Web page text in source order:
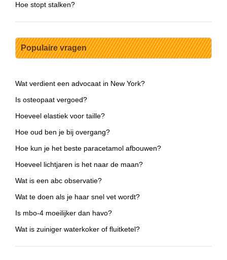
Hoe stopt stalken?
Populaire vragen
Wat verdient een advocaat in New York?
Is osteopaat vergoed?
Hoeveel elastiek voor taille?
Hoe oud ben je bij overgang?
Hoe kun je het beste paracetamol afbouwen?
Hoeveel lichtjaren is het naar de maan?
Wat is een abc observatie?
Wat te doen als je haar snel vet wordt?
Is mbo-4 moeilijker dan havo?
Wat is zuiniger waterkoker of fluitketel?